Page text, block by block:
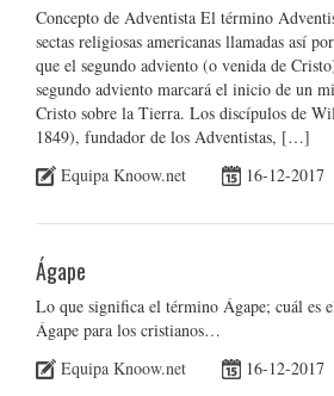
Concepto de Adventista El término
sectas religiosas americanas llamadas así
que el segundo adviento (o venida de
segundo adviento marcará el inicio de un
Cristo sobre la Tierra. Los discípulos de
1849), fundador de los Adventistas, […]
Equipa Knoow.net
16-12-2017
Ágape
Lo que significa el término Ágape; cuál es
Ágape para los cristianos…
Equipa Knoow.net
16-12-2017